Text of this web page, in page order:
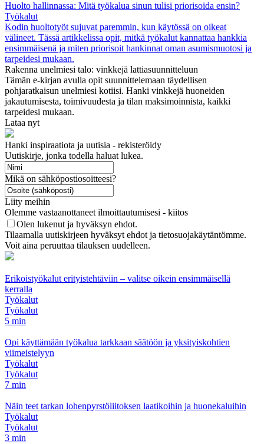
Huolto hallinnassa: Mitä työkalua sinun tulisi priorisoida ensin?
Työkalut
Kodin huoltotyöt sujuvat paremmin, kun käytössä on oikeat
välineet. Tässä artikkelissa opit, mitkä työkalut kannattaa hankkia
ensimmäisenä ja miten priorisoit hankinnat oman asumismuotosi ja
tarpeidesi mukaan.
Rakenna unelmiesi talo: vinkkejä lattiasuunnitteluun
Tämän e-kirjan avulla opit suunnittelemaan täydellisen
pohjaratkaisun unelmiesi kotiisi. Hanki vinkkejä huoneiden
jakautumisesta, toimivuudesta ja tilan maksimoinnista, kaikki
tarpeidesi mukaan.
Lataa nyt
Hanki inspiraatiota ja uutisia - rekisteröidy
Uutiskirje, jonka todella haluat lukea.
Mikä on sähköpostiosoitteesi?
Liity meihin
Olemme vastaanottaneet ilmoittautumisesi - kiitos
Olen lukenut ja hyväksyn ehdot.
Tilaamalla uutiskirjeen hyväksyt ehdot ja tietosuojakäytäntömme.
Voit aina peruuttaa tilauksen uudelleen.
Erikoistyökalut erityistehtäviin – valitse oikein ensimmäisellä
kerralla
Työkalut
Työkalut
5 min
Opi käyttämään työkalua tarkkaan säätöön ja yksityiskohtien
viimeistelyyn
Työkalut
Työkalut
7 min
Näin teet tarkan lohenpyrstöliitoksen laatikoihin ja huonekaluihin
Työkalut
Työkalut
3 min